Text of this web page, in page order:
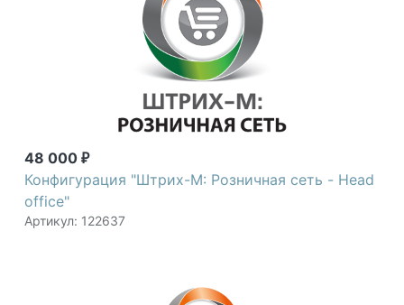
48 000 ₽
Конфигурация "Штрих-М: Розничная сеть - Head
office"
Артикул: 122637